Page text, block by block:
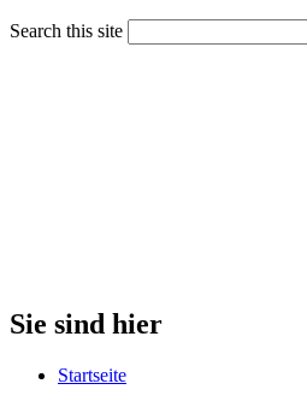
Search this site
Sie sind hier
Startseite